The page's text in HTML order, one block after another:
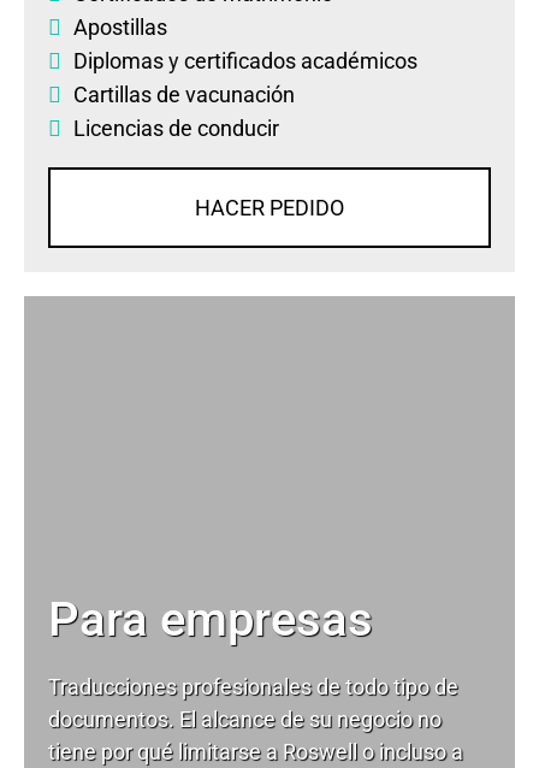
Apostillas
Diplomasycertificados académicos
Cartillas de vacunación
Licencias de conducir
HACER PEDIDO
Para empresas
Traducciones profesionales de todo tipo de
documentos. El alcance de su negocio no
tiene por qué limitarse a Roswell o incluso a